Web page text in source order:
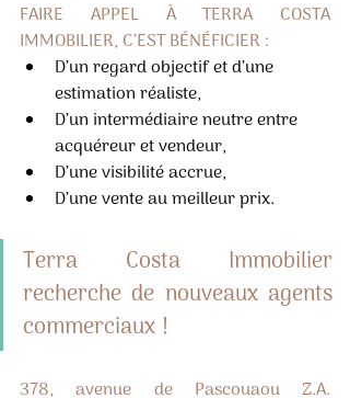
FAIRE APPEL À TERRA COSTA
IMMOBILIER, C’EST BÉNÉFICIER :
D’un regard objectif et d’une
estimation réaliste,
D’un intermédiaire neutre entre
acquéreur et vendeur,
D’une visibilité accrue,
D’une vente au meilleur prix.
Terra Costa Immobilier
recherche de nouveaux agents
commerciaux !
378, avenue de Pascouaou Z.A.